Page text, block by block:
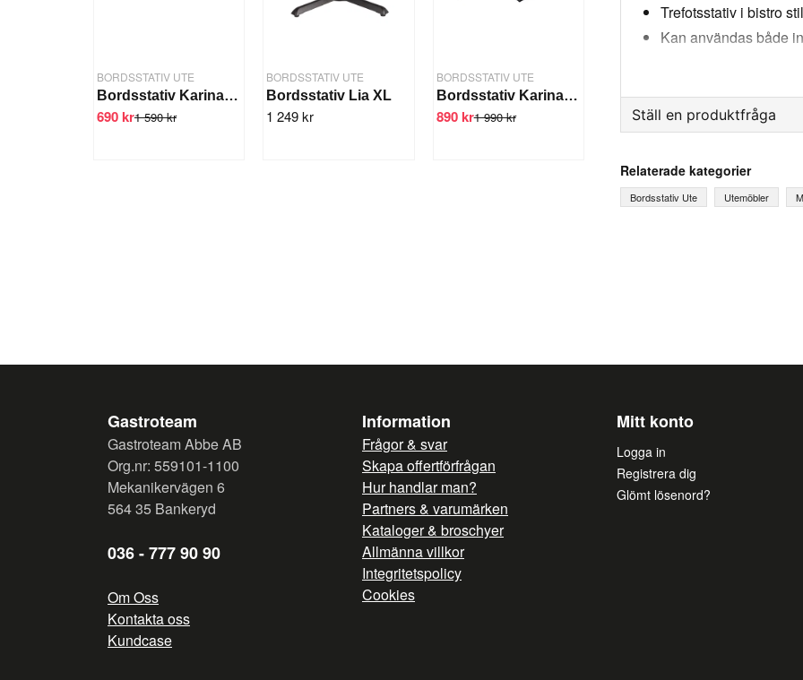
BORDSSTATIV UTE
Bordsstativ Karina 1-pelare
1 590 kr
690 kr
BORDSSTATIV UTE
Bordsstativ Lia XL
1 249 kr
BORDSSTATIV UTE
Bordsstativ Karina 2-pelare
1 990 kr
890 kr
Trefotsstativ i bistro stil
Kan användas både
Specifikation:
Mått (höjd): 72 cm
Mått (fotplatta): 40x35 cm
Material: Gjutjärn
Färg: Svart
Vikt: 12 kg
Ställ en produktfråga
Fråga oss något om
Relaterade kategorier
Bordsstativ Ute Utemöbler
Gastroteam
Gastroteam Abbe AB
Org.nr: 559101-1100
Mekanikervägen 6
564 35 Bankeryd
036 - 777 90 90
Om Oss
Kontakta oss
Kundcase
Information
Frågor & svar
Skapa offertförfrågan
Hur handlar man?
Partners & varumärken
Kataloger & broschyer
Allmänna villkor
Integritetspolicy
Cookies
Mitt konto
Logga in
Registrera dig
Glömt lösenord?